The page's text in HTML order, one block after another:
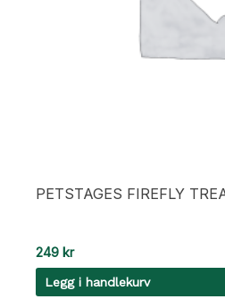
PETSTAGES FIREFLY
249 kr
Legg i handlekurv